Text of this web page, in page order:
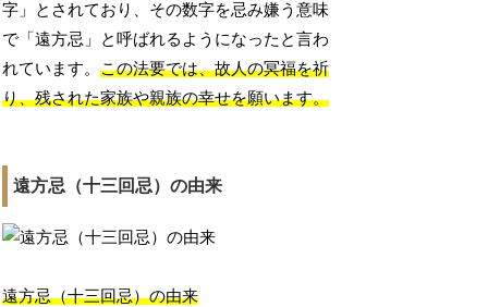
字」とされており、その数字を忌み嫌う意味
で「遠方忌」と呼ばれるようになったと言わ
れています。この法要では、故人の冥福を祈
り、残された家族や親族の幸せを願います。
遠方忌（十三回忌）の由来
遠方忌（十三回忌）の由来